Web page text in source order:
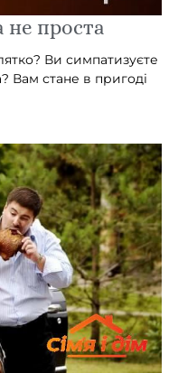
не проста
Ви симпатизуєте
Вам стане в пригоді